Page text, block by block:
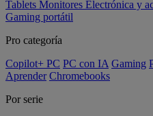
Tablets Monitores Electrónica y
Gaming portátil
Pro categoría
Copilot+ PC PC con IA Gaming
Aprender Chromebooks
Por serie